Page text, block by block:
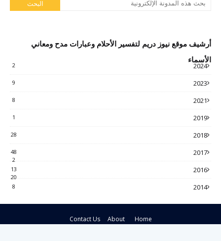
أرشيف موقع نيوز دريم لتفسير الأحلام وعبارات مدح ومعاني
الأسماء
2024
2
2023
9
2021
8
2019
1
2018
28
2017
48
2
2016
13
20
2014
8
Home
About
Contact Us